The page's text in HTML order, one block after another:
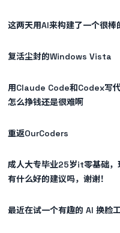
这两天用AI来构建了一个很棒
复活尘封的Windows Vista
用Claude Code和Codex写
怎么挣钱还是很难啊
重返OurCoders
成人大专毕业25岁it零基础，
有什么好的建议吗，谢谢！
最近在试一个有趣的 AI 换脸